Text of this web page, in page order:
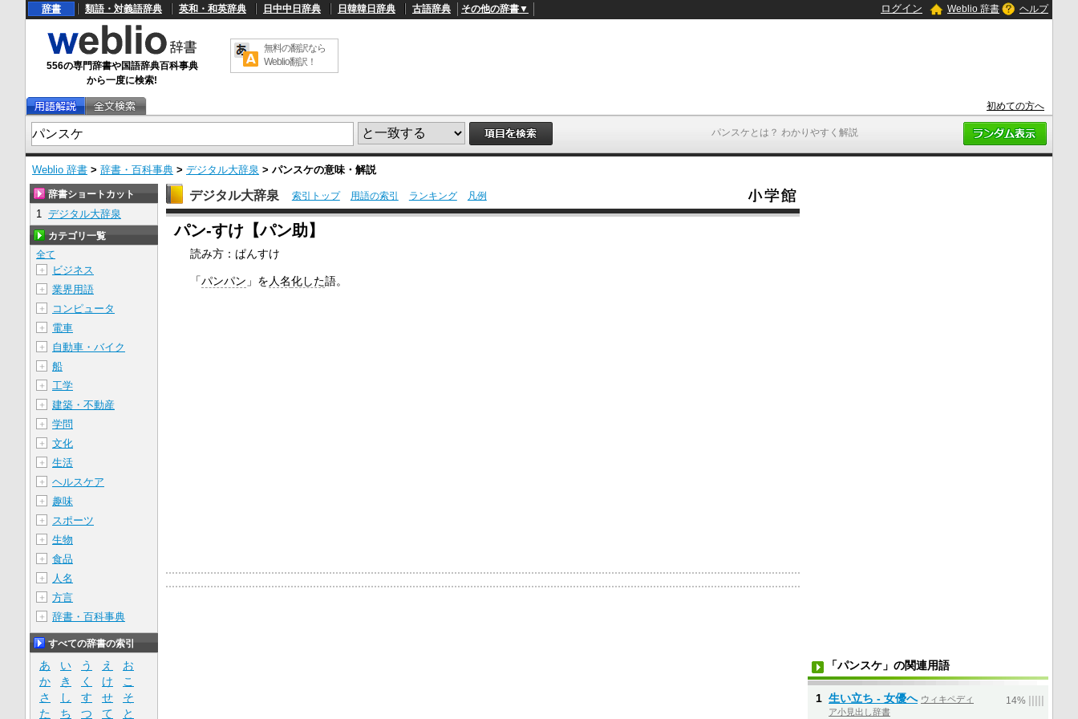
パンスケとは？ わかりやすく解説
辞書 類語・対義語辞典 英和・和英辞典 日中中日辞典 日韓韓日辞典 古語辞典 その他の辞書▼ ログイン Weblio 辞書 ヘルプ
556の専門辞書や国語辞典百科事典
から一度に検索!
無料の翻訳なら
Weblio翻訳！
初めての方へ
Weblio 辞書 > 辞書・百科事典 > デジタル大辞泉 > パンスケの意味・解説
U
n
e
/
L
デジタル大辞泉 索引トップ 用語の索引 ランキング 凡例
パン‐すけ【パン助】
読み方：ぱんすけ
「パンパン 」を 人名化した語。
辞書ショートカット
1 デジタル大辞泉
カテゴリ一覧
全て
＋
ビジネス
＋ 業界用語
＋ コンピュータ
＋ 電車
＋ 自動車・バイク
＋ 船
＋ 工学
＋ 建築・不動産
＋ 学問
＋ 文化
＋ 生活
＋ ヘルスケア
＋ 趣味
＋ スポーツ
＋ 生物
＋ 食品
＋ 人名
＋ 方言
＋ 辞書・百科事典
すべての辞書の索引
あ い う え
お
か
き く け
こ
さ
し す せ
そ
た
ち つ て と
「パンスケ」の関連用語
1 生い立ち - 女優へ ウィキペディ
ア小見出し辞書
14%